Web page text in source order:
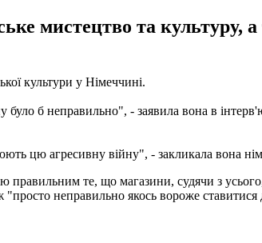
мистецтво та культуру,
культури у Німеччині.
було б неправильно", - заявила вона в
цю агресивну війну", - закликала вона
правильним те, що магазини, судячи з
неправильно якось вороже ставитися